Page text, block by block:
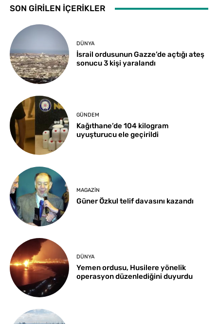
SON GİRİLEN İÇERİKLER
DÜNYA
İsrail ordusunun Gazze’de açtığı ateş
sonucu 3 kişi yaralandı
GÜNDEM
Kağıthane’de 104 kilogram
uyuşturucu ele geçirildi
MAGAZIN
Güner Özkul telif davasını kazandı
DÜNYA
Yemen ordusu, Husilere yönelik
operasyon düzenlediğini duyurdu